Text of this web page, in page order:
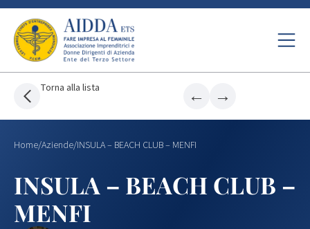
Torna alla lista ← →
Home/Aziende/INSULA – BEACH CLUB – MENFI
INSULA – BEACH CLUB –
MENFI